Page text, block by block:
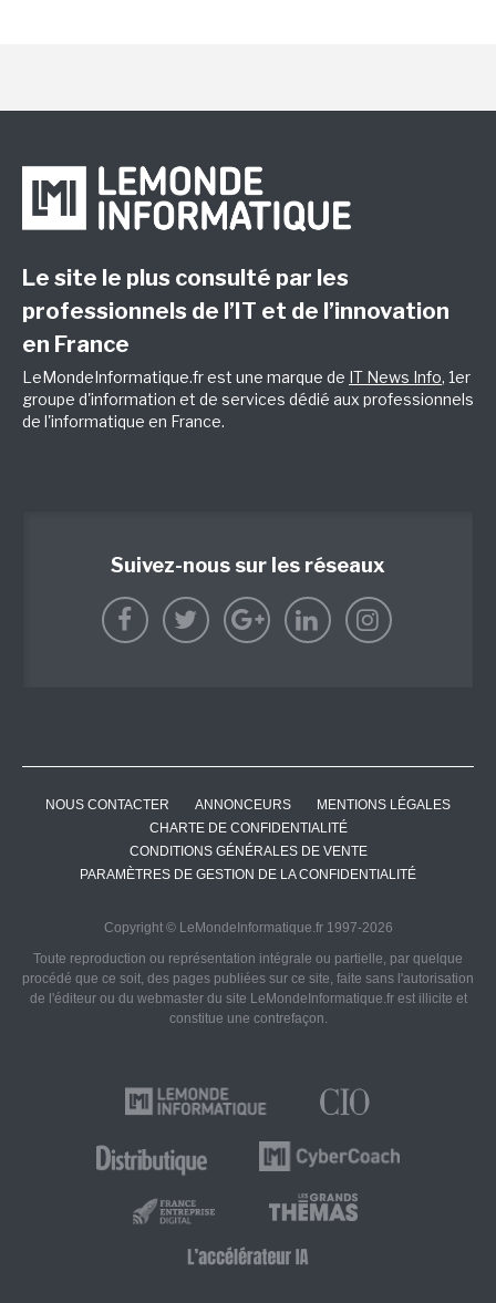
Le site le plus consulté par les
professionnels de l’IT et de l’innovation
en France
LeMondeInformatique.fr est une marque de IT News Info, 1er
groupe d'information et de services dédié aux professionnels
de l'informatique en France.
Suivez-nous sur les réseaux
NOUS CONTACTER ANNONCEURS
MENTIONS LÉGALES
CHARTE DE CONFIDENTIALITÉ
CONDITIONS GÉNÉRALES DE VENTE
PARAMÈTRES DE GESTION DE LA CONFIDENTIALITÉ
Copyright © LeMondeInformatique.fr 1997-2026
Toute reproduction ou représentation intégrale ou partielle, par quelque
procédé que ce soit, des pages publiées sur ce site, faite sans l'autorisation
de l'éditeur ou du webmaster du site LeMondeInformatique.fr est illicite et
constitue une contrefaçon.